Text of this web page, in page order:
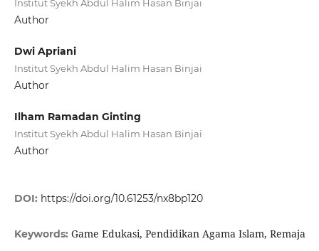
Institut Syekh Abdul Halim Hasan Binjai
Author
Dwi Apriani
Institut Syekh Abdul Halim Hasan Binjai
Author
Ilham Ramadan Ginting
Institut Syekh Abdul Halim Hasan Binjai
Author
DOI: https://doi.org/10.61253/nx8bp120
Keywords: Game Edukasi, Pendidikan Agama Islam, Remaja